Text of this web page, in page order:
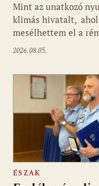
Mint az unatkozó
klimás hivatalt, ahol
mesélhettem el a
2026.08.05.
ÉSZAK